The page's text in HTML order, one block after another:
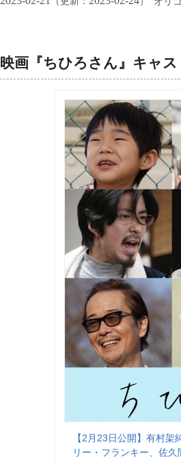
映画『ちひろさん』キャ
【2月23日公開】有村
リー・フランキー、佐